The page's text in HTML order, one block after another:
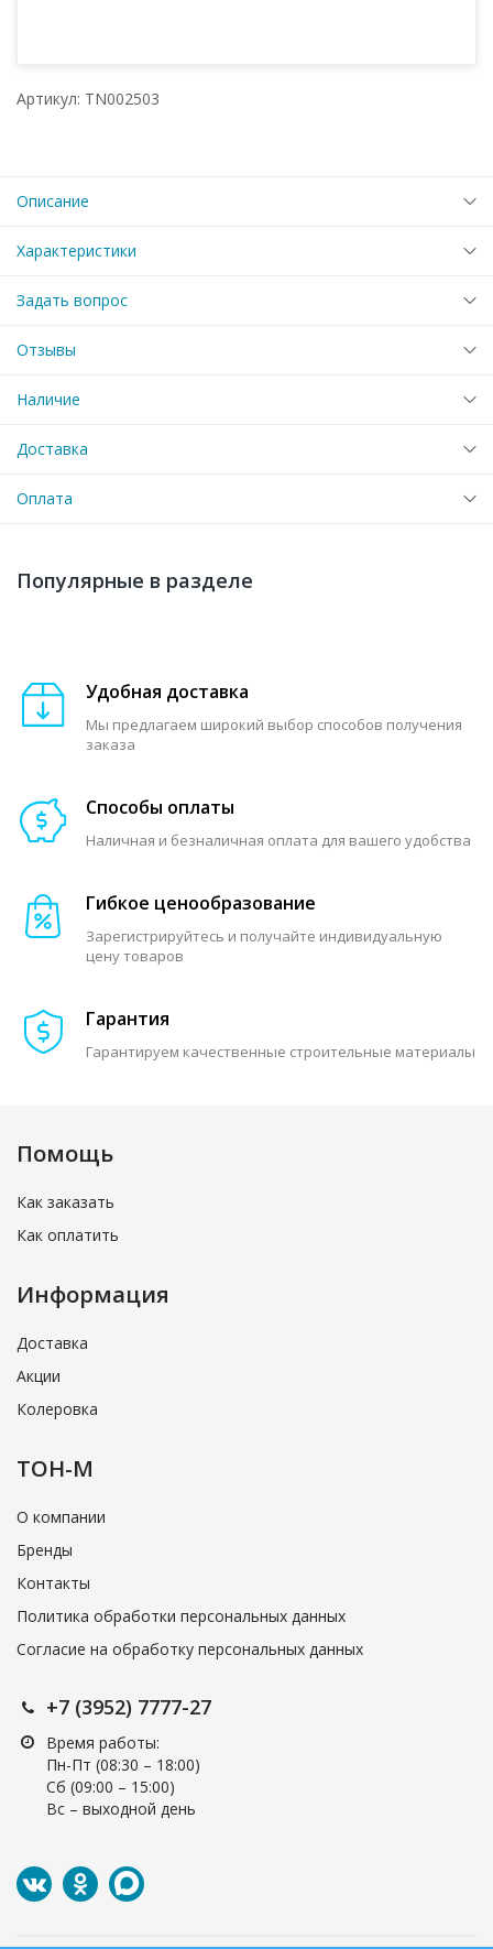
Артикул: TN002503
Описание
Характеристики
Задать вопрос
Отзывы
Наличие
Доставка
Оплата
Популярные в разделе
Удобная доставка
Мы предлагаем широкий выбор способов получения
заказа
Способы оплаты
Наличная и безналичная оплата для вашего удобства
Гибкое ценообразование
Зарегистрируйтесь и получайте индивидуальную
цену товаров
Гарантия
Гарантируем качественные строительные материалы
Помощь
Как заказать
Как оплатить
Информация
Доставка
Акции
Колеровка
ТОН-М
О компании
Бренды
Контакты
Политика обработки персональных данных
Согласие на обработку персональных данных
+7 (3952) 7777-27
Время работы:
Пн-Пт (08:30 – 18:00)
Cб (09:00 – 15:00)
Вс – выходной день